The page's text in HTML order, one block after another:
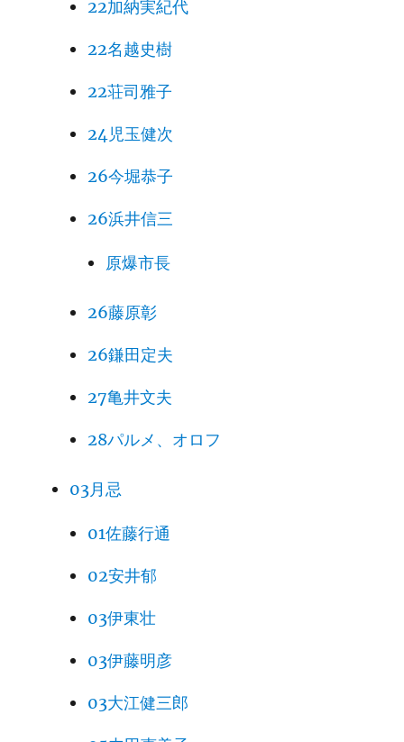
22加納実紀代
22名越史樹
22荘司雅子
24児玉健次
26今堀恭子
26浜井信三
原爆市長
26藤原彰
26鎌田定夫
27亀井文夫
28パルメ、オロフ
03月忌
01佐藤行通
02安井郁
03伊東壮
03伊藤明彦
03大江健三郎